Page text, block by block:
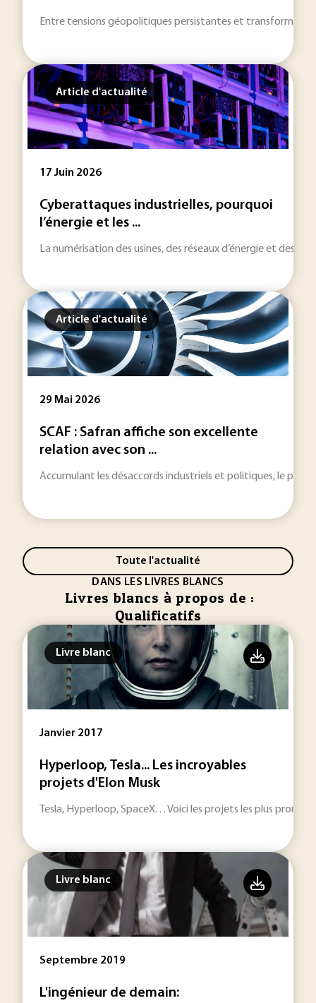
Entre tensions géopolitiques persistantes et
Article d'actualité
17 Juin 2026
Cyberattaques industrielles, pourquoi
l’énergie et les ...
La numérisation des usines, des réseaux d’énergie et des
Article d'actualité
29 Mai 2026
SCAF : Safran affiche son excellente
relation avec son ...
Accumulant les désaccords industriels et politiques, le
Toute l'actualité
DANS LES LIVRES BLANCS
Livres blancs à propos de :
Qualificatifs
Livre blanc
Janvier 2017
Hyperloop, Tesla... Les incroyables
projets d'Elon Musk
Tesla, Hyperloop, SpaceX. . . Voici les projets les plus
Livre blanc
Septembre 2019
L'ingénieur de demain: